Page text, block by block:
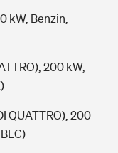
kW, Benzin,
200 kW,
QUATTRO), 200